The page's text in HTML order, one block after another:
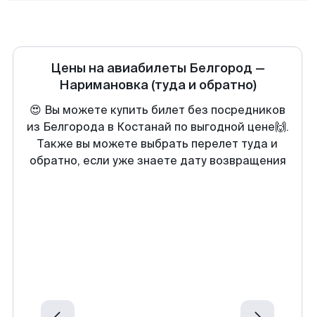
Цены на авиабилеты Белгород —
Наримановка (туда и обратно)
😍 Вы можете купить билет без посредников
из Белгорода в Костанай по выгодной цене🙌.
Также вы можете выбрать перелет туда и
обратно, если уже знаете дату возвращения